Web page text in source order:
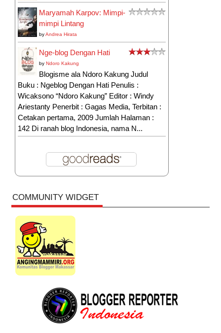
Maryamah Karpov: Mimpi-
mimpi Lintang
byAndrea Hirata
Nge-blog Dengan Hati
byNdoro Kakung
Blogisme ala Ndoro Kakung Judul
Buku : Ngeblog Dengan Hati Penulis :
Wicaksono “Ndoro Kakung” Editor : Windy
Ariestanty Penerbit : Gagas Media, Terbitan :
Cetakan pertama, 2009 Jumlah Halaman :
142 Di ranah blog Indonesia, nama N...
COMMUNITY WIDGET